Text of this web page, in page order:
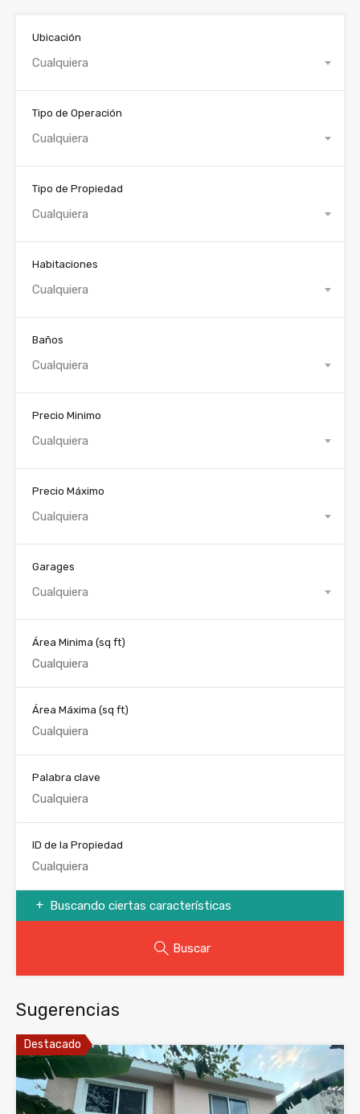
Ubicación
Cualquiera
Tipo de Operación
Cualquiera
Tipo de Propiedad
Cualquiera
Habitaciones
Cualquiera
Baños
Cualquiera
Precio Minimo
Cualquiera
Precio Máximo
Cualquiera
Garages
Cualquiera
Área Minima (sq ft)
Área Máxima (sq ft)
Palabra clave
ID de la Propiedad
Buscando ciertas características
Buscar
Sugerencias
Destacado